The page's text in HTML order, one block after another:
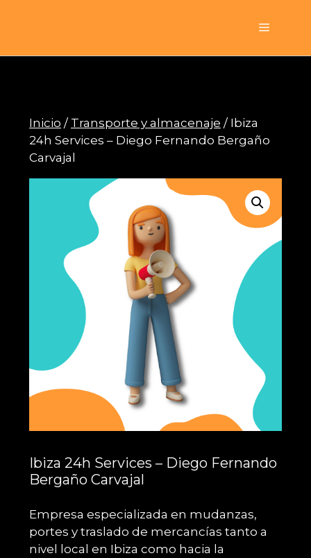
Menú
Inicio / Transporte y almacenaje / Ibiza
24h Services – Diego Fernando Bergaño
Carvajal
Ibiza 24h Services – Diego Fernando
Bergaño Carvajal
Empresa especializada en mudanzas,
portes y traslado de mercancías tanto a
nivel local en Ibiza como hacia la